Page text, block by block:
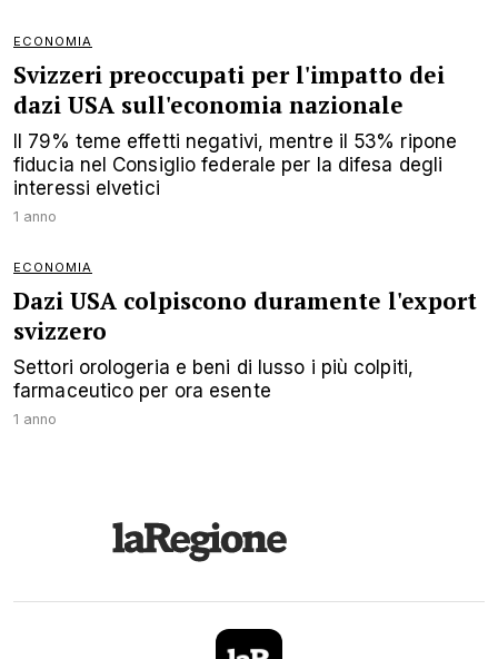
ECONOMIA
Svizzeri preoccupati per l'impatto dei
dazi USA sull'economia nazionale
Il 79% teme effetti negativi, mentre il 53% ripone
fiducia nel Consiglio federale per la difesa degli
interessi elvetici
1 anno
ECONOMIA
Dazi USA colpiscono duramente l'export
svizzero
Settori orologeria e beni di lusso i più colpiti,
farmaceutico per ora esente
1 anno